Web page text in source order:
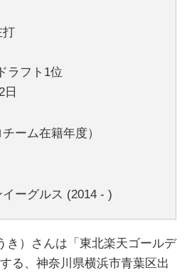
打
ラフト1位
日
ーム在籍年度）
ーグルス (2014 - )
き）さんは「東北楽天ゴールデ
る、神奈川県横浜市青葉区出